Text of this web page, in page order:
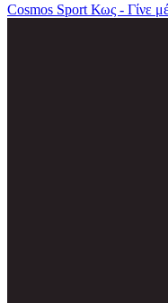
Cosmos Sport Κως - Γίνε